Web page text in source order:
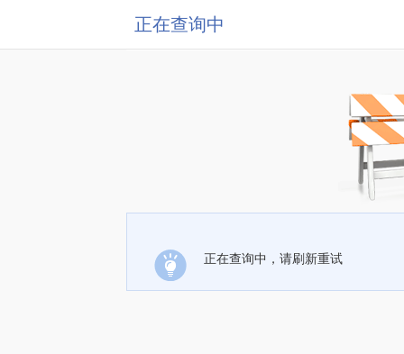
正在查询中
正在查询中，请刷新重试